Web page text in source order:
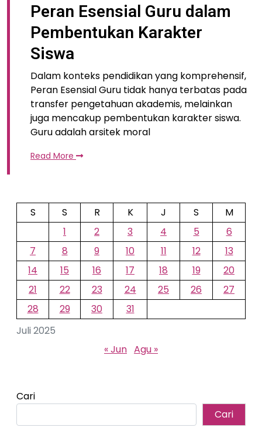
Peran Esensial Guru dalam
Pembentukan Karakter
Siswa
Dalam konteks pendidikan yang komprehensif,
Peran Esensial Guru tidak hanya terbatas pada
transfer pengetahuan akademis, melainkan
juga mencakup pembentukan karakter siswa.
Guru adalah arsitek moral
Read More
Juli 2025
S S R K J S
M
1
2 3 4 5
6
7
8 9 10 11 12
13
14
15 16 17 18 19
20
21
22 23 24 25 26
27
28
29 30 31
« Jun Agu »
Cari
Cari